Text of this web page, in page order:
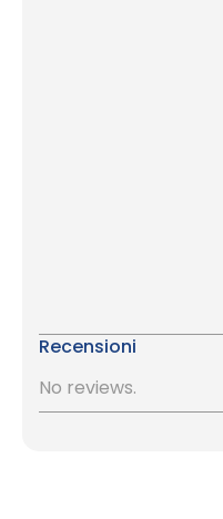
Recensioni
No reviews.